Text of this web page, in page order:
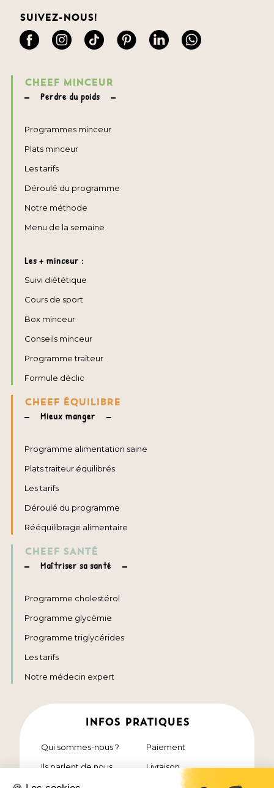
Suivez-nous!
CHEEF MINCEUR
Perdre du poids
Programmes minceur
Plats minceur
Les tarifs
Déroulé du programme
Notre méthode
Menu de la semaine
Les + minceur :
Suivi diététique
Cours de sport
Box minceur
Conseils minceur
Programme traiteur
Formule déclic
CHEEF ÉQUILIBRE
Mieux manger
Programme alimentation saine
Plats traiteur équilibrés
Les tarifs
Déroulé du programme
Rééquilibrage alimentaire
CHEEF SANTÉ
Maîtriser sa santé
Programme cholestérol
Programme glycémie
Programme triglycérides
Les tarifs
Notre médecin expert
INFOS PRATIQUES
Qui sommes-nous ?
Ils parlent de nous
Paiement
Livraison